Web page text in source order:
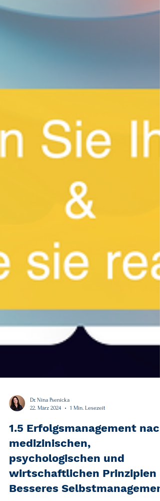
22. März 2024
1 Min. Lesezeit
1.5 Erfolgsmanagement nach
medizinischen,
psychologischen und
wirtschaftlichen Prinzipien -